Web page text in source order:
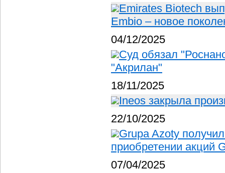
Emirates Biotech
Embio – новое
04/12/2025
Суд обязал
"Акрилан"
18/11/2025
Ineos закрыла
22/10/2025
Grupa Azoty
приобретении акций
07/04/2025